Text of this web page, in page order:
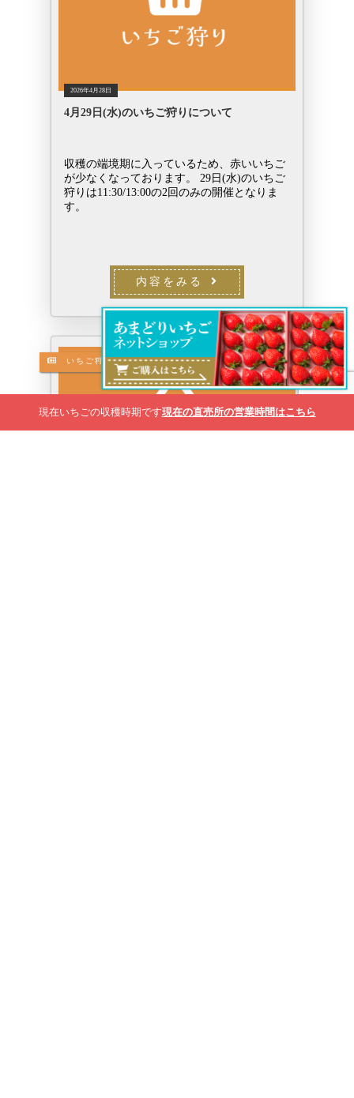
2026年4月28日
4月29日(水)のいちご狩りについて
収穫の端境期に入っているため、赤いいちご
が少なくなっております。 29日(水)のいちご
狩りは11:30/13:00の2回のみの開催となりま
す。
内容をみる
いちご狩り
現在いちごの収穫時期です現在の直売所の営業時間はこちら